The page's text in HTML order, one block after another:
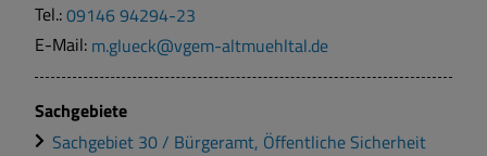
Tel.:09146 94294-23
E-Mail: m.glueck@vgem-altmuehltal.de
Sachgebiete
Sachgebiet 30 / Bürgeramt, Öffentliche Sicherheit